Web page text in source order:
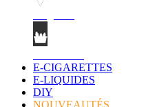
E-CIGARETTES
E-LIQUIDES
DIY
NOUVEAUTÉS